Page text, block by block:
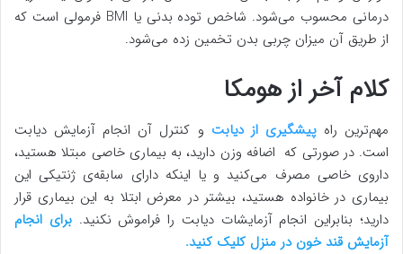
درمانی محسوب می‌شود. شاخص توده بدنی یا BMI فرمولی است که
از طریق آن میزان چربی بدن تخمین زده می‌شود.
کلام آخر از هومکا
مهم‌ترین راهپیشگیری از دیابت و کنترل آن انجام آزمایش دیابت
است. در صورتی که اضافه وزن دارید، به بیماری خاصی مبتلا هستید،
داروی خاصی مصرف می‌کنید و یا اینکه دارای سابقه‌ی ژنتیکی این
بیماری در خانواده هستید، بیشتر در معرض ابتلا به این بیماری قرار
دارید؛ بنابراین انجام آزمایشات دیابت را فراموش نکنید.برای انجام
آزمایش قند خون در منزل کلیک کنید.